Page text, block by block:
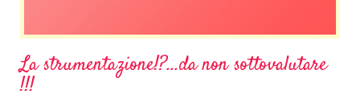
La strumentazione!?...da non sottovalutare
!!!